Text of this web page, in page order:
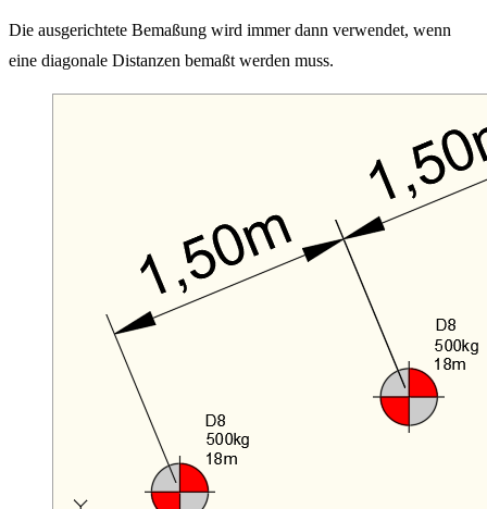
Die ausgerichtete Bemaßung wird immer dann verwendet, wenn
eine diagonale Distanzen bemaßt werden muss.